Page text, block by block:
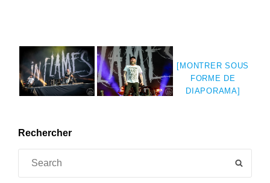
[MONTRER SOUS
FORME DE
DIAPORAMA]
Rechercher